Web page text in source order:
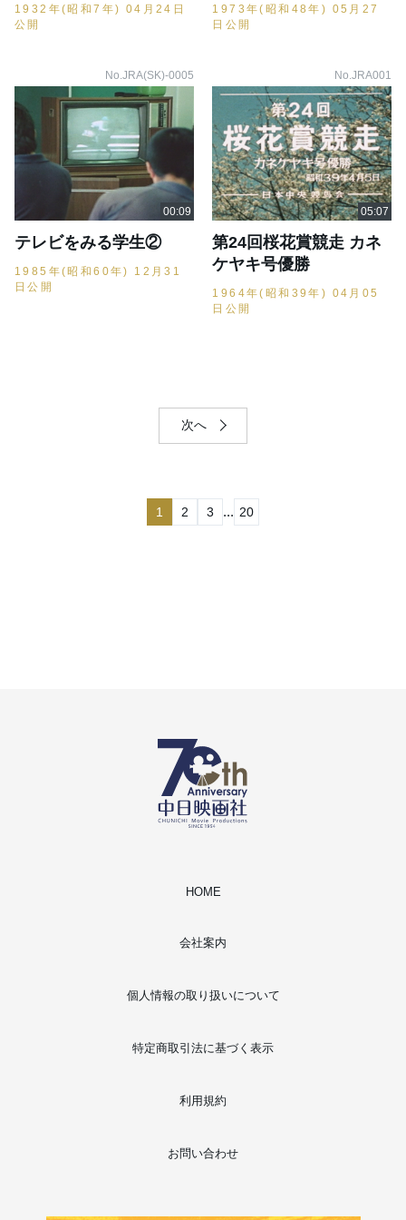
1932年(昭和7年) 04月24日
公開
1973年(昭和48年) 05月27
日公開
No.JRA(SK)-0005
テレビをみる学生②
1985年(昭和60年) 12月31
日公開
No.JRA001
第24回桜花賞競走 カネ
ケヤキ号優勝
1964年(昭和39年) 04月05
日公開
次へ
1 2 3 ... 20
HOME
会社案内
個人情報の取り扱いについて
特定商取引法に基づく表示
利用規約
お問い合わせ